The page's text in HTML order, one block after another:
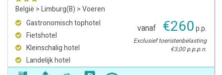
België >Limburg(B) >Voeren
Gastronomisch tophotel
Fietshotel
Kleinschalig hotel
Landelijk hotel
vanaf €260p.p.
Exclusief toeristenbelasting
€3,00 p.p.p.n.